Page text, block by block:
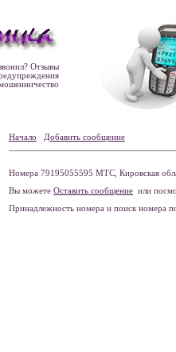
Отзывы
Начало Добавить сообщение
Номера 79195055595 МТС, Кировская
Вы можете Оставить сообщение или
Принадлежность номера и поиск номера